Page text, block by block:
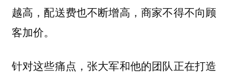
越高，配送费也不断增高，商家不得不向顾
客加价。
针对这些痛点，张大军和他的团队正在打造